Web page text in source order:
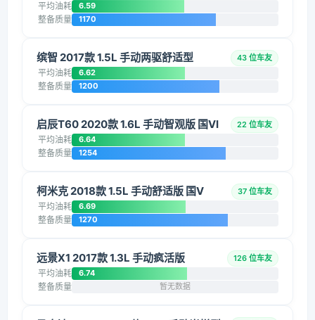
平均油耗 6.59
整备质量 1170
缤智 2017款 1.5L 手动两驱舒适型 43 位车友
平均油耗 6.62
整备质量 1200
启辰T60 2020款 1.6L 手动智观版 国VI 22 位车友
平均油耗 6.64
整备质量 1254
柯米克 2018款 1.5L 手动舒适版 国V 37 位车友
平均油耗 6.69
整备质量 1270
远景X1 2017款 1.3L 手动疯活版 126 位车友
平均油耗 6.74
整备质量 暂无数据